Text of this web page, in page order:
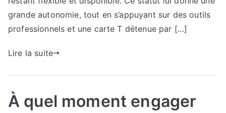
un
grande autonomie, tout en s’appuyant sur des outils
professionnels et une carte T détenue par […]
Lire la suite
À quel moment engager